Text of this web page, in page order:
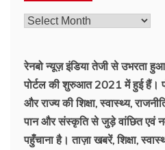
रेनबो न्यूज़ इंडिया तेजी से उभरता
पोर्टल की शुरुआत 2021 में हुई हैं।
और राज्य की शिक्षा, स्वास्थ्य,
पान और संस्कृति से जुड़े वांछित एवं
पहुँचाना है। ताज़ा खबरें, शिक्षा,